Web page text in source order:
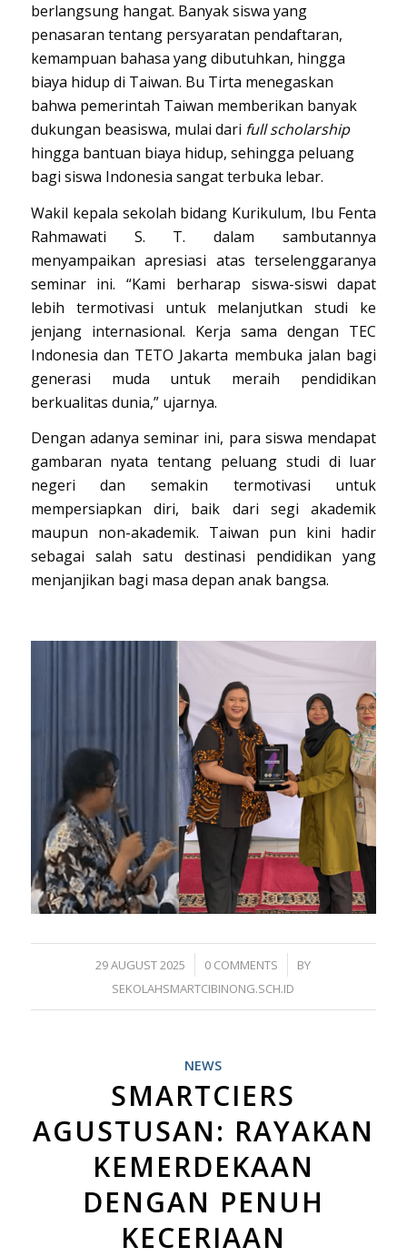
berlangsung hangat. Banyak siswa yang
penasaran tentang persyaratan pendaftaran,
kemampuan bahasa yang dibutuhkan, hingga
biaya hidup di Taiwan. Bu Tirta menegaskan
bahwa pemerintah Taiwan memberikan banyak
dukungan beasiswa, mulai dari full scholarship
hingga bantuan biaya hidup, sehingga peluang
bagi siswa Indonesia sangat terbuka lebar.
Wakil kepala sekolah bidang Kurikulum, Ibu Fenta
Rahmawati S. T. dalam sambutannya
menyampaikan apresiasi atas terselenggaranya
seminar ini. “Kami berharap siswa-siswi dapat
lebih termotivasi untuk melanjutkan studi ke
jenjang internasional. Kerja sama dengan TEC
Indonesia dan TETO Jakarta membuka jalan bagi
generasi muda untuk meraih pendidikan
berkualitas dunia,” ujarnya.
Dengan adanya seminar ini, para siswa mendapat
gambaran nyata tentang peluang studi di luar
negeri dan semakin termotivasi untuk
mempersiapkan diri, baik dari segi akademik
maupun non-akademik. Taiwan pun kini hadir
sebagai salah satu destinasi pendidikan yang
menjanjikan bagi masa depan anak bangsa.
29 AUGUST 2025
/ 0 COMMENTS
/
BY
SEKOLAHSMARTCIBINONG.SCH.ID
NEWS
SMARTCIERS
AGUSTUSAN: RAYAKAN
KEMERDEKAAN
DENGAN PENUH
KECERIAAN